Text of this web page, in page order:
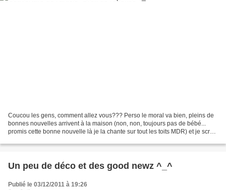
Coucou les gens, comment allez vous??? Perso le moral va bien, pleins de
bonnes nouvelles arrivent à la maison (non, non, toujours pas de bébé...
promis cette bonne nouvelle là je la chante sur tout les toits MDR) et je scrap
Un peu de déco et des good newz ^_^
Publié le 03/12/2011 à 19:26